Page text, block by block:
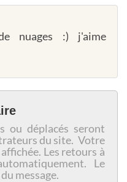
nuages :) j'aime
ou déplacés seront
du site. Votre
Les retours à
Le
message.